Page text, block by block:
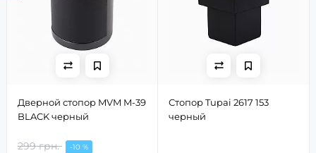
Дверной стопор MVM M-39
BLACK черный
299 грн. -10 %
Стопор Tupai 2617 153
черный